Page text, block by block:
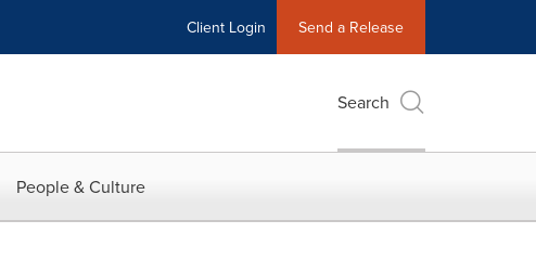
Client Login Send a Release
Search
People & Culture